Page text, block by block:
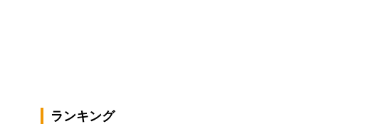
ランキング